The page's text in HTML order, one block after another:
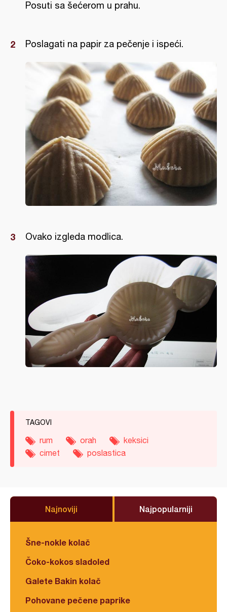
Posuti sa šećerom u prahu.
Poslagati na papir za pečenje i ispeći.
Ovako izgleda modlica.
TAGOVI
rum orah
keksici
cimet
poslastica
Najnoviji Najpopularniji
Šne-nokle kolač
Čoko-kokos sladoled
Galete Bakin kolač
Pohovane pečene paprike